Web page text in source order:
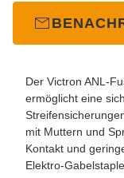
Der Victron ANL-
ermöglicht eine
mit Muttern und
Kontakt und
Elektro-